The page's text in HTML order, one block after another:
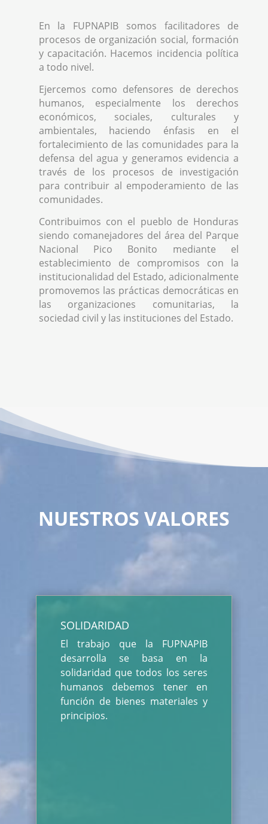
En la FUPNAPIB somos facilitadores de
procesos de organización social, formación
y capacitación. Hacemos incidencia política
a todo nivel.
Ejercemos como defensores de derechos
humanos, especialmente los derechos
económicos, sociales, culturales y
ambientales, haciendo énfasis en el
fortalecimiento de las comunidades para la
defensa del agua y generamos evidencia a
través de los procesos de investigación
para contribuir al empoderamiento de las
comunidades.
Contribuimos con el pueblo de Honduras
siendo comanejadores del área del Parque
Nacional Pico Bonito mediante el
establecimiento de compromisos con la
institucionalidad del Estado, adicionalmente
promovemos las prácticas democráticas en
las organizaciones comunitarias, la
sociedad civil y las instituciones del Estado.
NUESTROS VALORES
SOLIDARIDAD
El trabajo que la FUPNAPIB
desarrolla se basa en la
solidaridad que todos los seres
humanos debemos tener en
función de bienes materiales y
principios.